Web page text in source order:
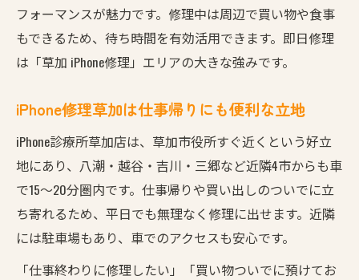
フォーマンスが魅力です。修理中は周辺で買い物や食事
もできるため、待ち時間を有効活用できます。即日修理
は「草加 iPhone修理」エリアの大きな強みです。
iPhone修理草加は仕事帰りにも便利な立地
iPhone診療所草加店は、草加市役所すぐ近くという好立
地にあり、八潮・越谷・吉川・三郷など近隣4市からも車
で15〜20分圏内です。仕事帰りや買い出しのついでに立
ち寄れるため、平日でも無理なく修理に出せます。近隣
には駐車場もあり、車でのアクセスも安心です。
「仕事終わりに修理したい」「買い物ついでに預けてお